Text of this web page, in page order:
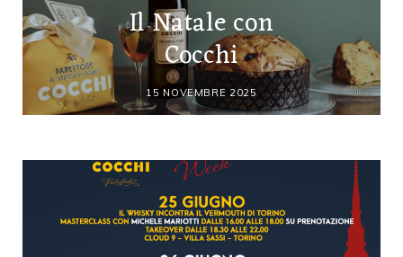
Il Natale con
Cocchi
15 NOVEMBRE 2025